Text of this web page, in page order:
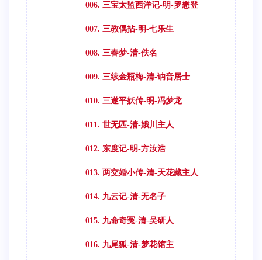
006. 三宝太监西洋记-明-罗懋登
007. 三教偶拈-明-七乐生
008. 三春梦-清-佚名
009. 三续金瓶梅-清-讷音居士
010. 三遂平妖传-明-冯梦龙
011. 世无匹-清-娥川主人
012. 东度记-明-方汝浩
013. 两交婚小传-清-天花藏主人
014. 九云记-清-无名子
015. 九命奇冤-清-吴研人
016. 九尾狐-清-梦花馆主